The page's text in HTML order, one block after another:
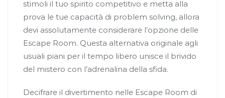
stimoli il tuo spirito competitivo e metta alla
prova le tue capacità di problem solving, allora
devi assolutamente considerare l’opzione delle
Escape Room. Questa alternativa originale agli
usuali piani per il tempo libero unisce il brivido
del mistero con l’adrenalina della sfida.
Decifrare il divertimento nelle Escape Room di